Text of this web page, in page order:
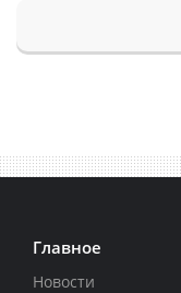
Главное
Новости